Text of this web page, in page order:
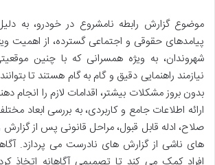
موضوع گزارش رابطه نامشروع در خودرو، به
پیامدهای حقوقی و اجتماعی گسترده، از اهمیت
شهروندان، به ویژه همسرانی که با چنین
نیازمند راهنمایی دقیق و گام به گام هستند تا
بدون بروز مشکلات بیشتر، اقدامات لازم را انجام
ارائه اطلاعات جامع و کاربردی، به بررسی ابعاد
صلاح، ادله قابل قبول، مراحل قانونی پس از
های ناشی از گزارش های نادرست می پردازد.